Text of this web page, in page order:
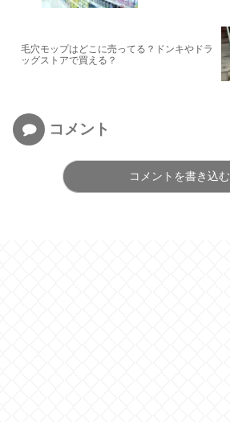
毛穴モップはどこに売ってる？ドンキやドラ
ッグストアで買える？
コメント
コメントを書き込む